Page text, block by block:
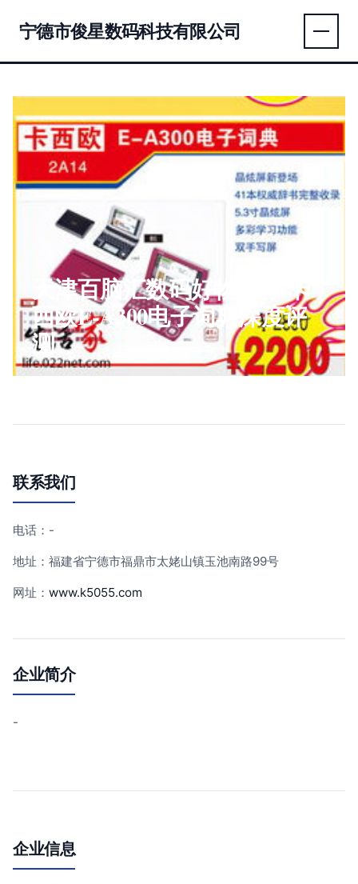
宁德市俊星数码科技有限公司
天津百脑汇数码好物推荐 卡
西欧E-A300电子词典深度评
测
联系我们
电话：-
地址：福建省宁德市福鼎市太姥山镇玉池南路99号
网址： www.k5055.com
企业简介
-
企业信息